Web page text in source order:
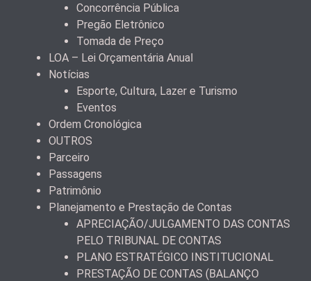
Concorrência Pública
Pregão Eletrônico
Tomada de Preço
LOA – Lei Orçamentária Anual
Notícias
Esporte, Cultura, Lazer e Turismo
Eventos
Ordem Cronológica
OUTROS
Parceiro
Passagens
Patrimônio
Planejamento e Prestação de Contas
APRECIAÇÃO/JULGAMENTO DAS CONTAS
PELO TRIBUNAL DE CONTAS
PLANO ESTRATÉGICO INSTITUCIONAL
PRESTAÇÃO DE CONTAS (BALANÇO